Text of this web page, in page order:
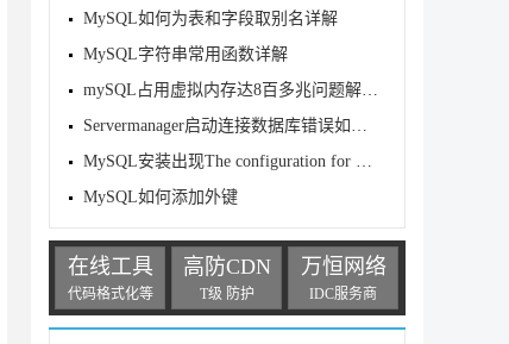
MySQL如何为表和字段取别名详解
MySQL字符串常用函数详解
mySQL占用虚拟内存达8百多兆问题解决思路
Servermanager启动连接数据库错误如何解决
MySQL安装出现The configuration for MySQ
MySQL如何添加外键
在线工具
代码格式化等
高防CDN
T级 防护
万恒网络
IDC服务商